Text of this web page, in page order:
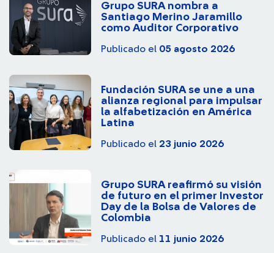
Grupo SURA nombra a
Santiago Merino Jaramillo
como Auditor Corporativo
Publicado el 05 agosto 2026
Fundación SURA se une a una
alianza regional para impulsar
la alfabetización en América
Latina
Publicado el 23 junio 2026
Grupo SURA reafirmó su visión
de futuro en el primer Investor
Day de la Bolsa de Valores de
Colombia
Publicado el 11 junio 2026